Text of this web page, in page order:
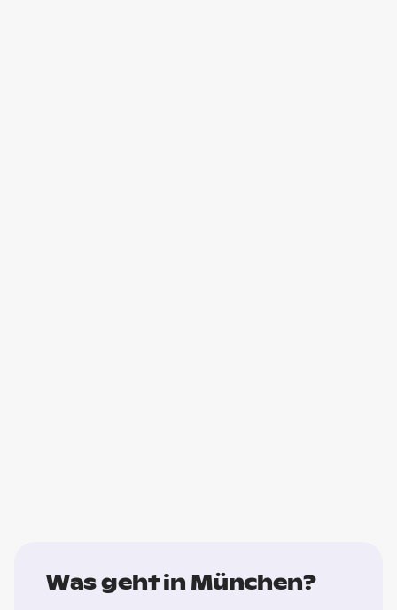
Was geht in München?